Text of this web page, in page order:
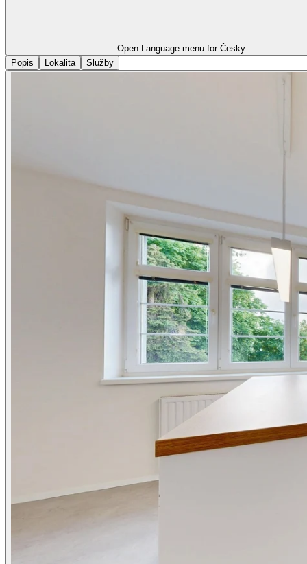
Open Language menu for Česky
Popis
Lokalita Služby